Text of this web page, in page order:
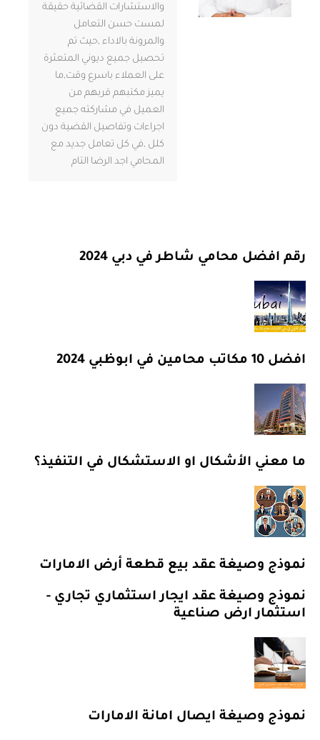
والاستشارات القضائية حقيقة
لمست حسن التعامل
والمرونة بالاداء ,حيث تم
تحصيل جميع ديوني المتعثرة
على العملاء باسرع وقت,ما
يميز مكتبهم قربهم من
العميل في مشاركته جميع
اجراءات وتفاصيل القضية دون
كلل ,في كل تعامل جديد مع
المحامي اجد الرضا التام
رقم افضل محامي شاطر في دبي 2024
افضل 10 مكاتب محامين في ابوظبي 2024
ما معني الأشكال او الاستشكال في التنفيذ؟
نموذج وصيغة عقد بيع قطعة أرض الامارات
نموذج وصيغة عقد ايجار استثماري تجاري -
استثمار ارض صناعية
نموذج وصيغة ايصال امانة الامارات